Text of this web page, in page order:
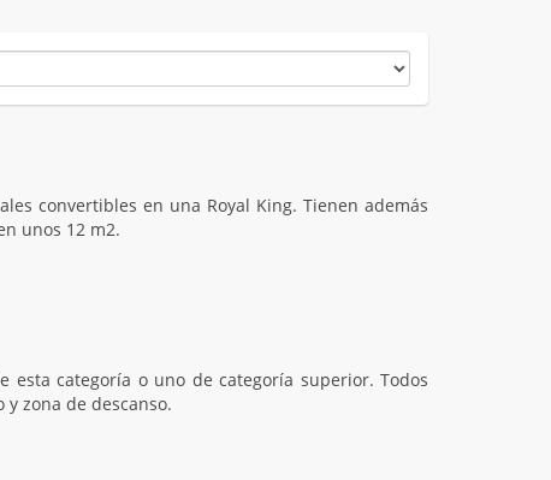
convertibles en una Royal King. Tienen además
unos 12 m2.
categoría o uno de categoría superior. Todos
zona de descanso.